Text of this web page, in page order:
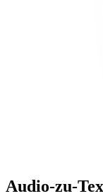
Audio-zu-